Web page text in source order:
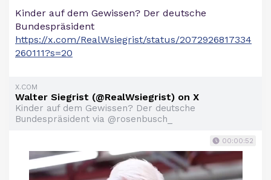
Kinder auf dem Gewissen? Der deutsche
Bundespräsident
https://x.com/RealWsiegrist/status/2072926817334
260111?s=20
X.COM
Walter Siegrist (@RealWsiegrist) on X
Kinder auf dem Gewissen? Der deutsche
Bundespräsident via @rosenbusch_
00:00:52